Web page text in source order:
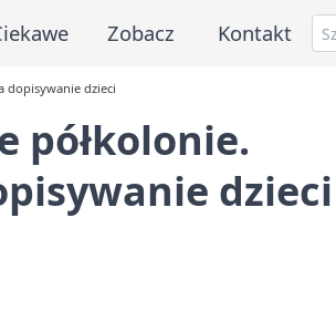
Zobacz Kontakt
dopisywanie dzieci
półkolonie.
dzieci